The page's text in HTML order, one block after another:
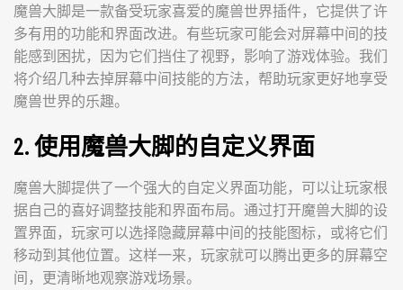
魔兽大脚是一款备受玩家喜爱的魔兽世界插件，它提供了许
多有用的功能和界面改进。有些玩家可能会对屏幕中间的技
能感到困扰，因为它们挡住了视野，影响了游戏体验。我们
将介绍几种去掉屏幕中间技能的方法，帮助玩家更好地享受
魔兽世界的乐趣。
2. 使用魔兽大脚的自定义界面
魔兽大脚提供了一个强大的自定义界面功能，可以让玩家根
据自己的喜好调整技能和界面布局。通过打开魔兽大脚的设
置界面，玩家可以选择隐藏屏幕中间的技能图标，或将它们
移动到其他位置。这样一来，玩家就可以腾出更多的屏幕空
间，更清晰地观察游戏场景。